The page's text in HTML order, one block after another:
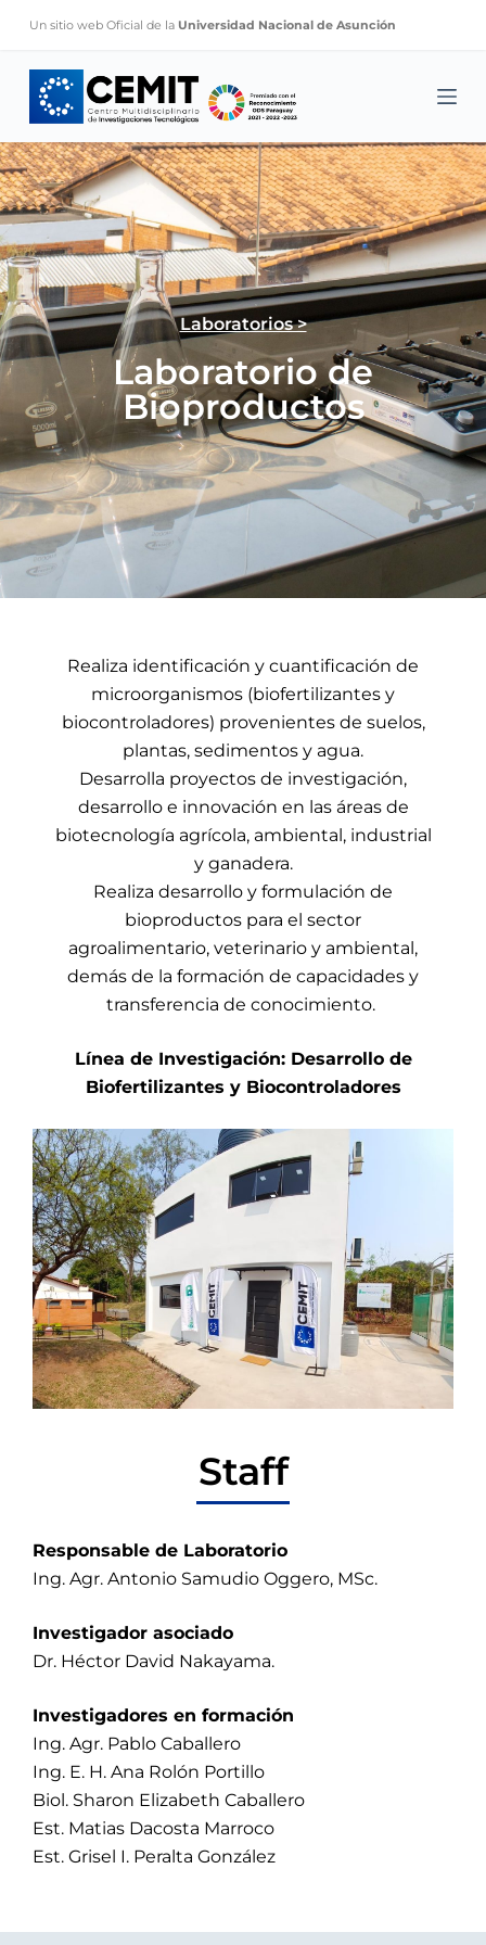
S
t
o
c
o
n
t
e
n
t
Un sitio web Oficial de la Universidad Nacional de Asunción
Laboratorios >
Laboratorio de
Bioproductos
Realiza identificación y cuantificación de
microorganismos (biofertilizantes y
biocontroladores) provenientes de suelos,
plantas, sedimentos y agua.
Desarrolla proyectos de investigación,
desarrollo e innovación en las áreas de
biotecnología agrícola, ambiental, industrial
y ganadera.
Realiza desarrollo y formulación de
bioproductos para el sector
agroalimentario, veterinario y ambiental,
demás de la formación de capacidades y
transferencia de conocimiento.
Línea de Investigación: Desarrollo de
Biofertilizantes y Biocontroladores
Staff
​Responsable de Laboratorio
Ing. Agr. Antonio Samudio Oggero, MSc.
Investigador asociado
Dr. Héctor David Nakayama.
Investigadores en formación
Ing. Agr. Pablo Caballero
Ing. E. H. Ana Rolón Portillo
Biol. Sharon Elizabeth Caballero
Est. Matias Dacosta Marroco
Est. Grisel I. Peralta González